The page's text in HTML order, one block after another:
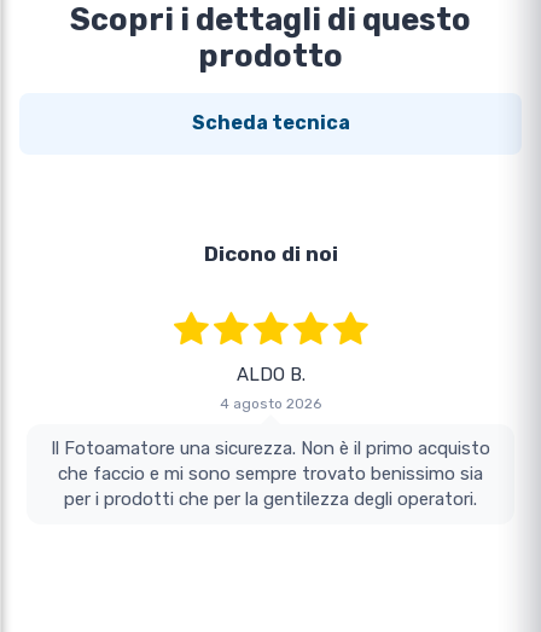
Scopri i dettagli di questo
prodotto
Scheda tecnica
Dicono di noi
ALDO B.
4 agosto 2026
Il Fotoamatore una sicurezza. Non è il primo acquisto
che faccio e mi sono sempre trovato benissimo sia
per i prodotti che per la gentilezza degli operatori.